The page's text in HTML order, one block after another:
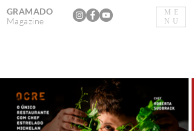
ME
NU
GRAMADO
Magazine